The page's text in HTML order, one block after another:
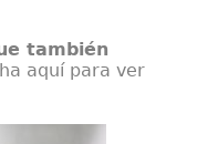
también
aquí para ver